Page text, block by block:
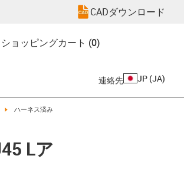
CADダウンロード
ショッピングカート (0)
連絡先 JP (JA)
right
igus-icon-arrow-right
ハーネス済み
Lア